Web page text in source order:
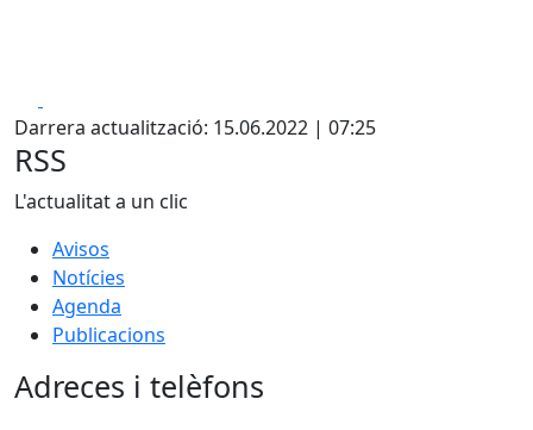
Darrera actualització: 15.06.2022 | 07:25
RSS
L'actualitat a un clic
Avisos
Notícies
Agenda
Publicacions
Adreces i telèfons